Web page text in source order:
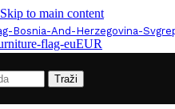
Skip to main content
EUR
Traži